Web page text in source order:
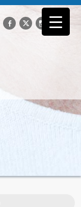
Buscarfacebook
Twitter